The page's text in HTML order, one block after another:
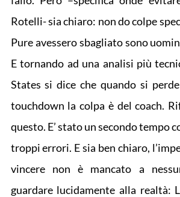
Rotelli- sia chiaro: non do colpe
Pure avessero sbagliato sono
E tornando ad una analisi più
States si dice che quando si
touchdown la colpa è del coach.
questo. E’ stato un secondo tempo
troppi errori. E sia ben chiaro,
vincere non è mancato a
guardare lucidamente alla realtà: